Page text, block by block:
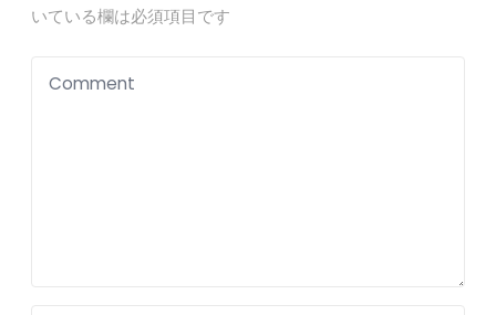
いている欄は必須項目です